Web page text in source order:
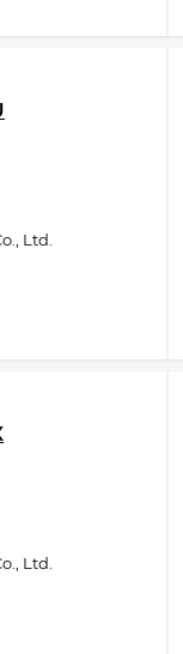
Ltd.
Ltd.